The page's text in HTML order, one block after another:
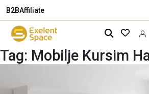
B2BAffiliate
Tag: Mobilje Kursim